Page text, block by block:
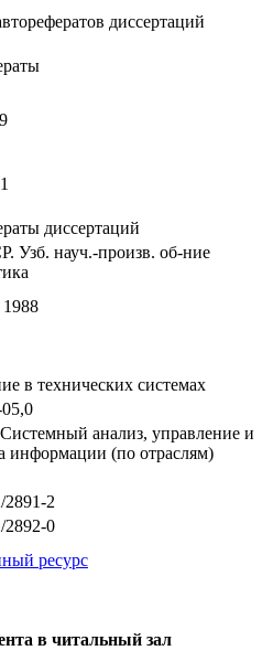
диссертаций
диссертаций
Узб. науч.-произв. об-ние
в технических системах
анализ, управление и
информации (по отраслям)
2891-2
2892-0
ресурс
в читальный зал